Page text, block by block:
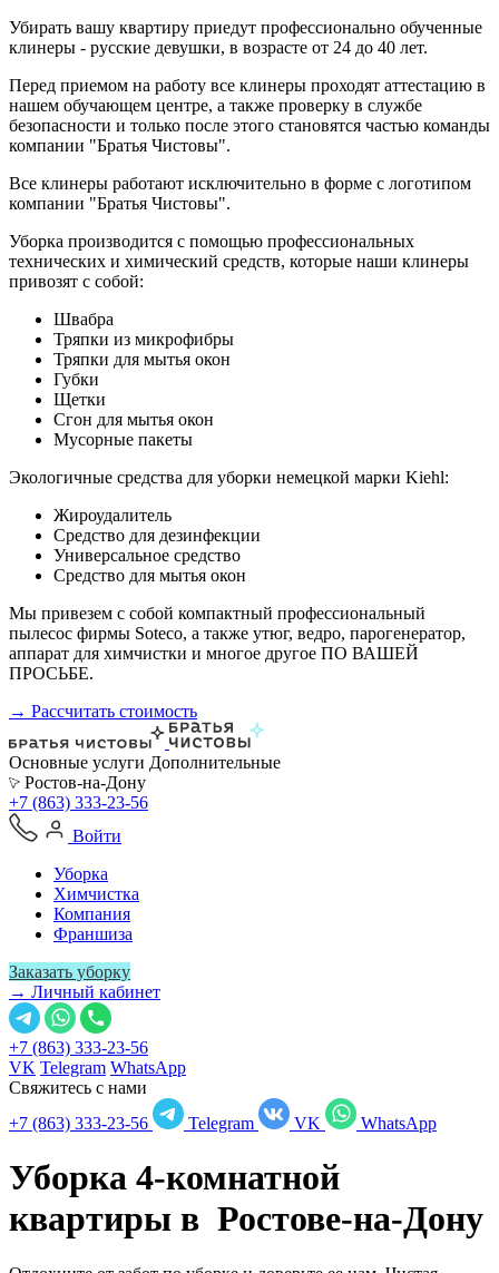
Убирать вашу квартиру приедут профессионально обученные
клинеры - русские девушки, в возрасте от 24 до 40 лет.
Перед приемом на работу все клинеры проходят аттестацию в
нашем обучающем центре, а также проверку в службе
безопасности и только после этого становятся частью команды
компании "Братья Чистовы".
Все клинеры работают исключительно в форме с логотипом
компании "Братья Чистовы".
Уборка производится с помощью профессиональных
технических и химический средств, которые наши клинеры
привозят с собой:
Швабра
Тряпки из микрофибры
Тряпки для мытья окон
Губки
Щетки
Сгон для мытья окон
Мусорные пакеты
Экологичные средства для уборки немецкой марки Kiehl:
Жироудалитель
Средство для дезинфекции
Универсальное средство
Средство для мытья окон
Мы привезем с собой компактный профессиональный
пылесос фирмы Soteco, а также утюг, ведро, парогенератор,
аппарат для химчистки и многое другое ПО ВАШЕЙ
ПРОСЬБЕ.
→ Рассчитать стоимость
Основные услуги Дополнительные
Ростов-на-Дону
+7 (863) 333-23-56
Войти
Уборка
Химчистка
Компания
Франшиза
Заказать уборку
→ Личный кабинет
+7 (863) 333-23-56
VK Telegram WhatsApp
Свяжитесь с нами
+7 (863) 333-23-56
Telegram VK WhatsApp
Уборка 4-комнатной
квартиры в Ростове-на-Дону